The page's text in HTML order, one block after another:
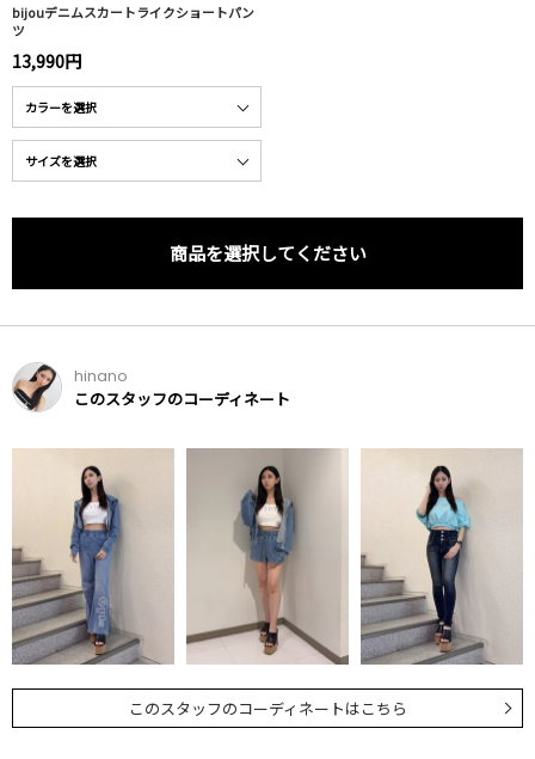
bijouデニムスカートライクショートパン
ツ
13,990円
商品を選択してください
hinano
このスタッフのコーディネート
このスタッフのコーディネートはこちら